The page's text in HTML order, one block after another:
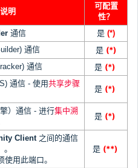
说明
可配置
性？
通信 是 (*)
通信 是 (*)
通信 是 (*)
通信 - 使用共享步骤
是 (*)
擎）通信 - 进行集中溯
是 (*)
Client 之间的通信
使用此端口。
是 (**)